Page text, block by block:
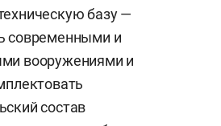
базу —
современными и
вооружениями и
состав